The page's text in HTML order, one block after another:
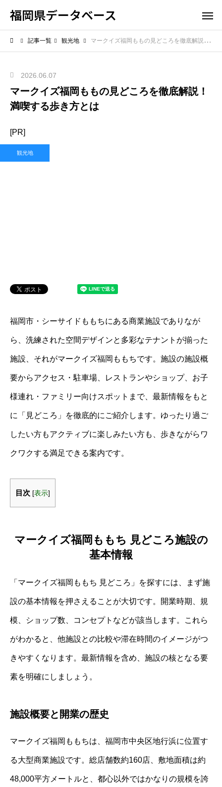
福岡県データベース
記事一覧 観光地 マークイズ福岡ももの見どころを徹底解説！満喫する歩き方とは
2026.06.07
マークイズ福岡ももの見どころを徹底解説！
満喫する歩き方とは
[PR]
観光地
福岡市・シーサイドももちにある商業施設でありなが
ら、洗練された空間デザインと多彩なテナントが揃った
施設、それがマークイズ福岡ももちです。施設の施設概
要からアクセス・駐車場、レストランやショップ、お子
様連れ・ファミリー向けスポットまで、最新情報をもと
に「見どころ」を徹底的にご紹介します。ゆったり過ご
したい方もアクティブに楽しみたい方も、歩きながらワ
クワクする満足できる案内です。
目次 [表示]
マークイズ福岡ももち 見どころ施設の
基本情報
「マークイズ福岡ももち 見どころ」を探すには、まず施
設の基本情報を押さえることが大切です。開業時期、規
模、ショップ数、コンセプトなどが該当します。これら
がわかると、他施設との比較や滞在時間のイメージがつ
きやすくなります。最新情報を含め、施設の核となる要
素を明確にしましょう。
施設概要と開業の歴史
マークイズ福岡ももちは、福岡市中央区地行浜に位置す
る大型商業施設です。総店舗数約160店、敷地面積は約
48,000平方メートルと、都心以外ではかなりの規模を誇